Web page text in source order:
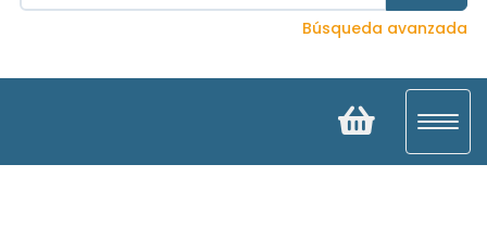
Búsqueda avanzada